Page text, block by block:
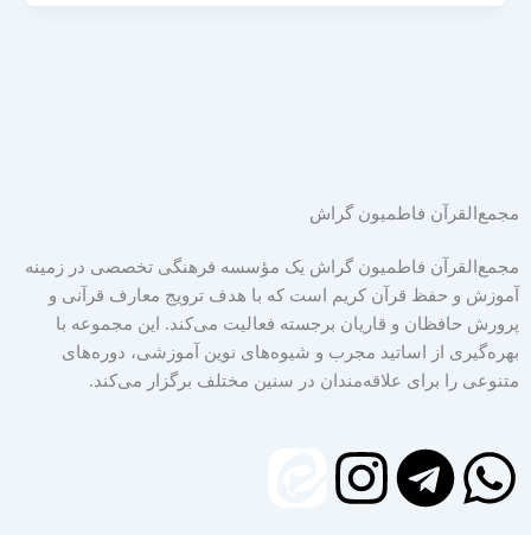
مجمع‌القرآن فاطمیون گراش
مجمع‌القرآن فاطمیون گراش یک مؤسسه فرهنگی تخصصی در زمینه
آموزش و حفظ قرآن کریم است که با هدف ترویج معارف قرآنی و
پرورش حافظان و قاریان برجسته فعالیت می‌کند. این مجموعه با
بهره‌گیری از اساتید مجرب و شیوه‌های نوین آموزشی، دوره‌های
متنوعی را برای علاقه‌مندان در سنین مختلف برگزار می‌کند.
W
T
I